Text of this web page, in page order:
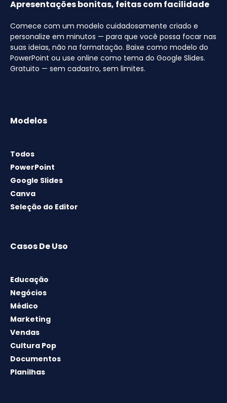
Apresentações bonitas, feitas com facilidade
Comece com um modelo cuidadosamente criado e
personalize em minutos — para que você possa focar nas
suas ideias, não na formatação. Baixe como modelo do
PowerPoint ou use online como tema do Google Slides.
Gratuito — sem cadastro, sem limites.
Modelos
Todos
PowerPoint
Google Slides
Canva
Seleção do Editor
Casos De Uso
Educação
Negócios
Médico
Marketing
Vendas
Cultura Pop
Documentos
Planilhas